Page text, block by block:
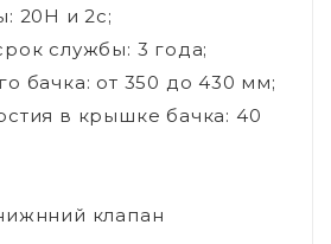
20Н и 2с;
службы: 3 года;
бачка: от 350 до 430 мм;
в крышке бачка: 40
клапан